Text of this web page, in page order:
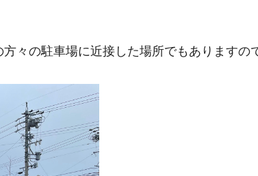
々の駐車場に近接した場所でもありますの